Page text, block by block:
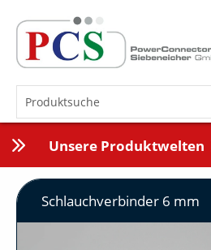
Unsere Produktwelten
Schlauchverbinder 6 mm